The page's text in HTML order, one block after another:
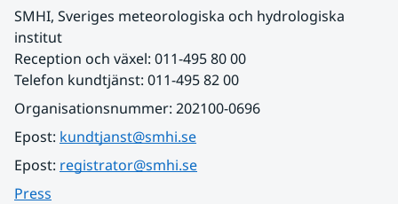
SMHI, Sveriges meteorologiska och hydrologiska
institut
Reception och växel: 011-495 80 00
Telefon kundtjänst: 011-495 82 00
Organisationsnummer: 202100-0696
Epost: kundtjanst@smhi.se
Epost: registrator@smhi.se
Press